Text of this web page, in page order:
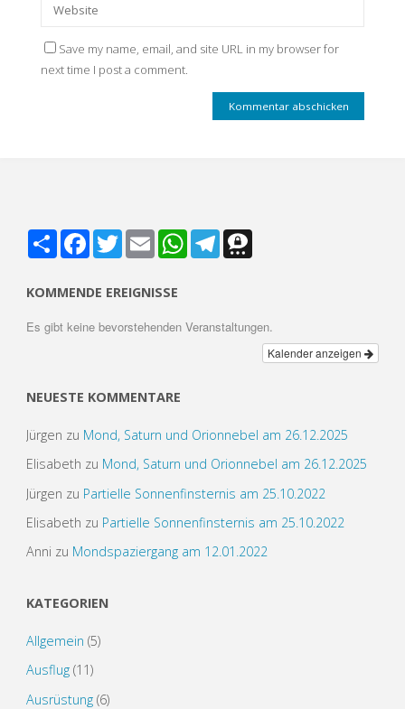
Save my name, email, and site URL in my browser for
next time I post a comment.
S
e
F
b
o
T
w
t
r
E
m
l
W
p
T
a
T
a
KOMMENDE EREIGNISSE
Es gibt keine bevorstehenden Veranstaltungen.
Kalender anzeigen
NEUESTE KOMMENTARE
Jürgen zu Mond, Saturn und Orionnebel am 26.12.2025
Elisabeth zu Mond, Saturn und Orionnebel am 26.12.2025
Jürgen zu Partielle Sonnenfinsternis am 25.10.2022
Elisabeth zu Partielle Sonnenfinsternis am 25.10.2022
Anni zu Mondspaziergang am 12.01.2022
KATEGORIEN
Allgemein (5)
Ausflug(11)
Ausrüstung(6)